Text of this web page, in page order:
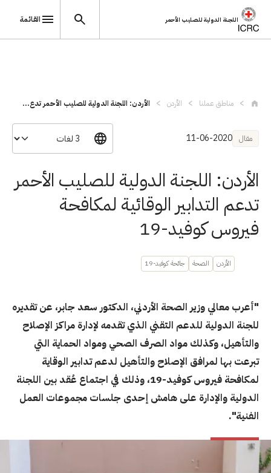
اللجنة الدولية للصليب الأحمر القائمة
مناطق عملنا الأردن الأردن: اللجنة الدولية للصليب الأحمر تدع...
مقال 11-06-2020
الأردن: اللجنة الدولية للصليب الأحمر
تدعم التدابير الوقائية لمكافحة
فيروس كوفيد-19
الأردن الصحة جائحة كوفيد-19
"أعرب معالي وزير الصحة الأردني، الدكتور سعد جابر، عن تقديره
للجنة الدولية للدعم التقني الذي تقدمه لإدارة مراكز الإصلاح
والتأهيل، وكذلك مواد الصرف الصحي ومواد الحماية التي
تبرعت بها لمرافق الإصلاح والتأهيل لدعم تدابير الوقاية
لمكافحة فيروس كوفيد-19، وذلك في اجتماع عُقد بين اللجنة
الدولية والإدارة على هامش إحدى جلسات مجموعات العمل
الفنية".